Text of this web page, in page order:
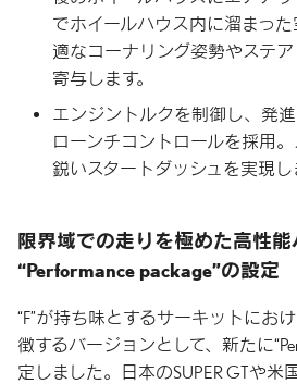
でホイールハウス内に溜まっ
適なコーナリング姿勢やステ
寄与します。
エンジントルクを制御し、発
ローンチコントロールを採用
鋭いスタートダッシュを実現し
限界域での走りを極めた高性
“Performance package”の設定
“F”が持ち味とするサーキットにお
徴するバージョンとして、新たに
定しました。日本のSUPER GTや米